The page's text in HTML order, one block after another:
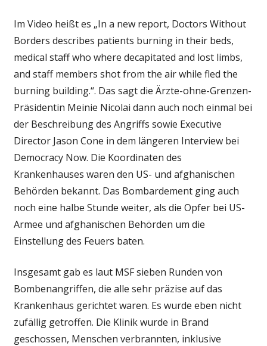
Im Video heißt es „In a new report, Doctors Without
Borders describes patients burning in their beds,
medical staff who where decapitated and lost limbs,
and staff members shot from the air while fled the
burning building.“. Das sagt die Ärzte-ohne-Grenzen-
Präsidentin Meinie Nicolai dann auch noch einmal bei
der Beschreibung des Angriffs sowie Executive
DirectorJason Cone in dem längeren Interview bei
Democracy Now. Die Koordinaten des
Krankenhauses waren den US- und afghanischen
Behörden bekannt. Das Bombardement ging auch
noch eine halbe Stunde weiter, als die Opfer bei US-
Armee und afghanischen Behörden um die
Einstellung des Feuers baten.
Insgesamt gab es laut MSF sieben Runden von
Bombenangriffen, die alle sehr präzise auf das
Krankenhaus gerichtet waren. Es wurde eben nicht
zufällig getroffen. Die Klinik wurde in Brand
geschossen, Menschen verbrannten, inklusive